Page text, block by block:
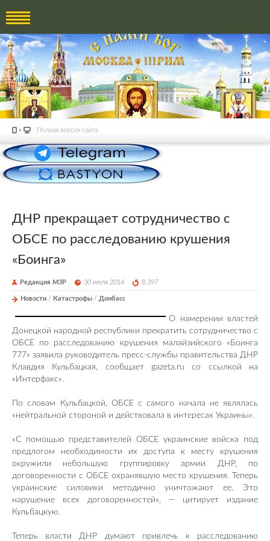
Полная версия сайта
ДНР прекращает сотрудничество с
ОБСЕ по расследованию крушения
«Боинга»
Редакция М3Р 30 июля 2014 8 397
Новости / Катастрофы / Донбасс
О намерении властей
Донецкой народной республики прекратить сотрудничество с
ОБСЕ по расследованию крушения малайзийского «Боинга
777» заявила руководитель пресс-службы правительства ДНР
Клавдия Кульбацкая, сообщает gazeta.ru со ссылкой на
«Интерфакс».
По словам Кульбацкой, ОБСЕ с самого начала не являлась
«нейтральной стороной и действовала в интересах Украины».
«С помощью представителей ОБСЕ украинские войска под
предлогом необходимости их доступа к месту крушения
окружили небольшую группировку армии ДНР, по
договоренности с ОБСЕ охранявшую место крушения. Теперь
украинские силовики методично уничтожают ее. Это
нарушение всех договоренностей», — цитирует издание
Кульбацкую.
Теперь власти ДНР думают привлечь к расследованию